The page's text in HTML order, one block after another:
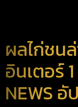
ผลไก่ชน
อินเตอร์
NEWS